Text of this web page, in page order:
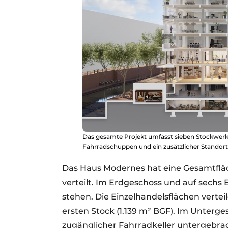
Das gesamte Projekt umfasst sieben
Fahrradschuppen und ein zusätzlicher
Das Haus Modernes hat eine
verteilt. Im Erdgeschoss und auf sechs
stehen. Die Einzelhandelsflächen
ersten Stock (1.139 m² BGF). Im
zugänglicher Fahrradkeller